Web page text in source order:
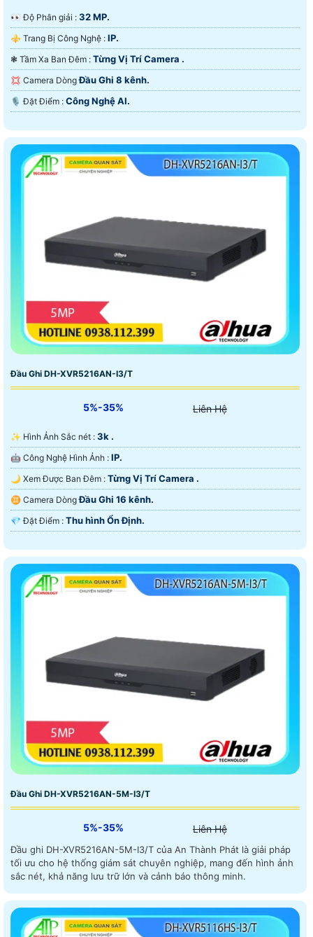
️👀 Độ Phân giải : 32 MP.
⚜️ Trang Bị Công Nghệ : IP.
❃ Tầm Xa Ban Đêm : Từng Vị Trí Camera .
💢 Camera DòngĐầu Ghi 8 kênh.
️🎙 Đặt Điểm : Công Nghệ AI.
Đầu Ghi DH-XVR5216AN-I3/T
5%-35% Liên Hệ
✨ Hình Ảnh Sắc nét : 3k .
🤖️ Công Nghệ Hình Ảnh : IP.
🌙 Xem Được Ban Đêm : Từng Vị Trí Camera .
♊ Camera DòngĐầu Ghi 16 kênh.
️💎 Đặt Điểm : Thu hình Ổn Định.
Đầu Ghi DH-XVR5216AN-5M-I3/T
5%-35% Liên Hệ
Đầu ghi DH-XVR5216AN-5M-I3/T của An Thành Phát là giải pháp
tối ưu cho hệ thống giám sát chuyên nghiệp, mang đến hình ảnh
sắc nét, khả năng lưu trữ lớn và cảnh báo thông minh.